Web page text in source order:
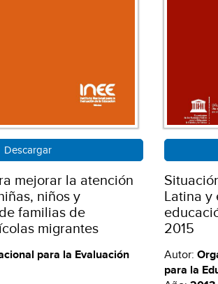
Descargar
mejorar la atención
niños y
familias de
migrantes
para la Evaluación
Latina y
2015
Autor:
para la